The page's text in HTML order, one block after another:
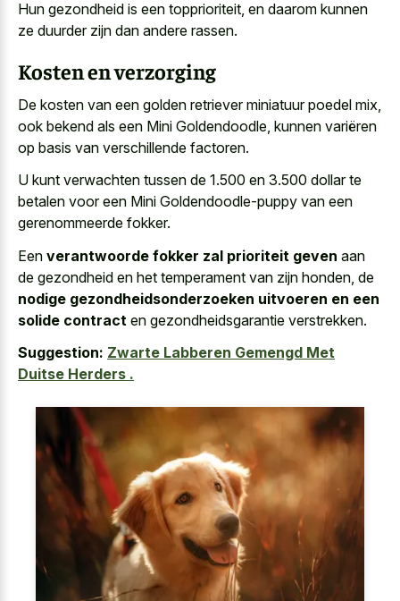
Hun gezondheid is een topprioriteit, en daarom kunnen
ze duurder zijn dan andere rassen.
Kosten en verzorging
De kosten van een golden retriever miniatuur poedel mix,
ook bekend als een Mini Goldendoodle, kunnen variëren
op basis van verschillende factoren.
U kunt verwachten tussen de 1.500 en 3.500 dollar te
betalen voor een Mini Goldendoodle-puppy van een
gerenommeerde fokker.
Een verantwoorde fokker zal prioriteit geven aan
de gezondheid en het temperament van zijn honden, de
nodige gezondheidsonderzoeken uitvoeren en een
solide contract en gezondheidsgarantie verstrekken.
Suggestion: Zwarte Labberen Gemengd Met
Duitse Herders .